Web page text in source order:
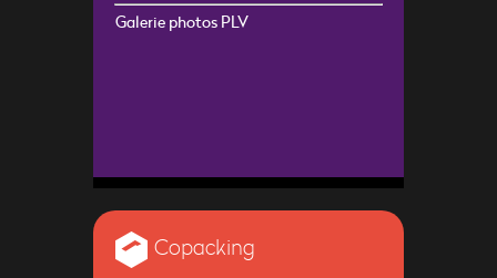
Galerie photos PLV
Copacking